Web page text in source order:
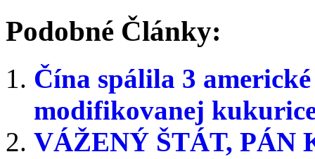
Podobné Články:
Čína spálila 3
modifikovanej
VÁŽENÝ ŠTÁT, PÁN